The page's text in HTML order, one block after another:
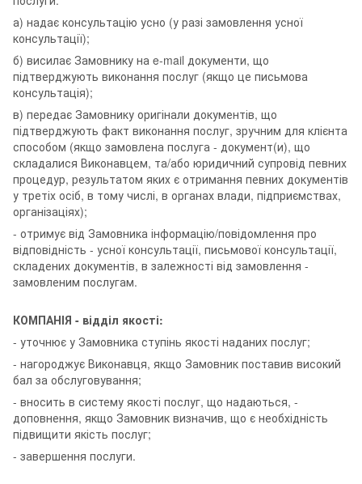
а) надає консультацію усно (у разі замовлення усної
консультації);
б) висилає Замовнику на e-mail документи, що
підтверджують виконання послуг (якщо це письмова
консультація);
в) передає Замовнику оригінали документів, що
підтверджують факт виконання послуг, зручним для клієнта
способом (якщо замовлена послуга - документ(и), що
складалися Виконавцем, та/або юридичний супровід певних
процедур, результатом яких є отримання певних документів
у третіх осіб, в тому числі, в органах влади, підприємствах,
організаціях);
- отримує від Замовника інформацію/повідомлення про
відповідність - усної консультації, письмової консультації,
складених документів, в залежності від замовлення -
замовленим послугам.
КОМПАНІЯ - відділ якості:
- уточнює у Замовника ступінь якості наданих послуг;
- нагороджує Виконавця, якщо Замовник поставив високий
бал за обслуговування;
- вносить в систему якості послуг, що надаються, -
доповнення, якщо Замовник визначив, що є необхідність
підвищити якість послуг;
- завершення послуги.